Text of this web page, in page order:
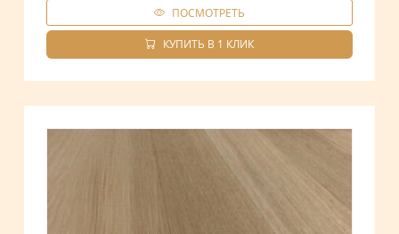
ПОСМОТРЕТЬ
КУПИТЬ В 1 КЛИК